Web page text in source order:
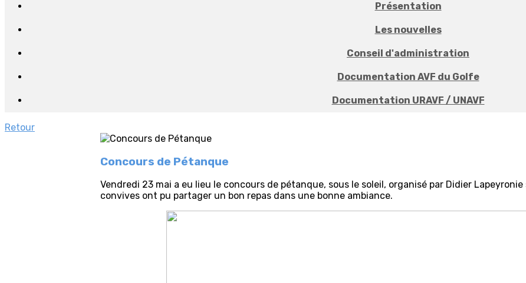
Présentation
Les nouvelles
Conseil d'administration
Documentation AVF du Golfe
Documentation URAVF / UNAVF
Retour
Concours de Pétanque
Vendredi 23 mai a eu lieu le concours de pétanque, sous le soleil, organisé par Didier
convives ont pu partager un bon repas dans une bonne ambiance.